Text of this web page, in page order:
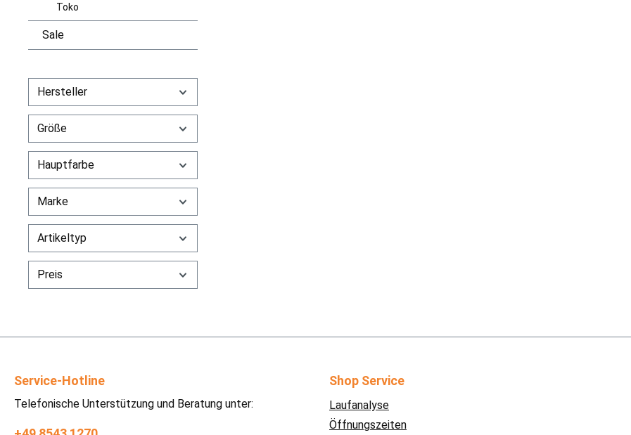
Toko
Sale
Hersteller
Größe
Hauptfarbe
Marke
Artikeltyp
Preis
Service-Hotline
Telefonische Unterstützung und Beratung unter:
Shop Service
Laufanalyse
Öffnungszeiten